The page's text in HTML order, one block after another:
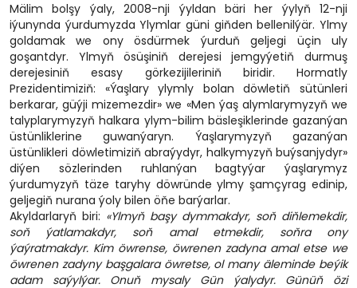
Mälim bolşy ýaly, 2008-nji ýyldan bäri her ýylyň 12-nji
iýunynda ýurdumyzda Ylymlar güni giňden bellenilýär. Ylmy
goldamak we ony ösdürmek ýurduň geljegi üçin uly
goşantdyr. Ylmyň ösüşiniň derejesi jemgyýetiň durmuş
derejesiniň esasy görkezijileriniň biridir. Hormatly
Prezidentimiziň: «Ýaşlary ylymly bolan döwletiň sütünleri
berkarar, güýji mizemezdir» we «Men ýaş alymlarymyzyň we
talyplarymyzyň halkara ylym-bilim bäsleşiklerinde gazanýan
üstünliklerine guwanýaryn. Ýaşlarymyzyň gazanýan
üstünlikleri döwletimiziň abraýydyr, halkymyzyň buýsanjydyr»
diýen sözlerinden ruhlanýan bagtyýar ýaşlarymyz
ýurdumyzyň täze taryhy döwründe ylmy şamçyrag edinip,
geljegiň nurana ýoly bilen öňe barýarlar.
Akyldarlaryň biri: «Ylmyň başy dymmakdyr, soň diňlemekdir,
soň ýatlamakdyr, soň amal etmekdir, soňra ony
ýaýratmakdyr. Kim öwrense, öwrenen zadyna amal etse we
öwrenen zadyny başgalara öwretse, ol many äleminde beýik
adam saýylýar. Onuň mysaly Gün ýalydyr. Günüň özi